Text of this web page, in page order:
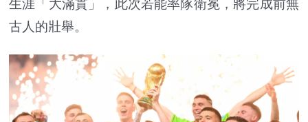
生涯「大滿貫」，此次若能率隊衛冕，將完成前無
古人的壯舉。